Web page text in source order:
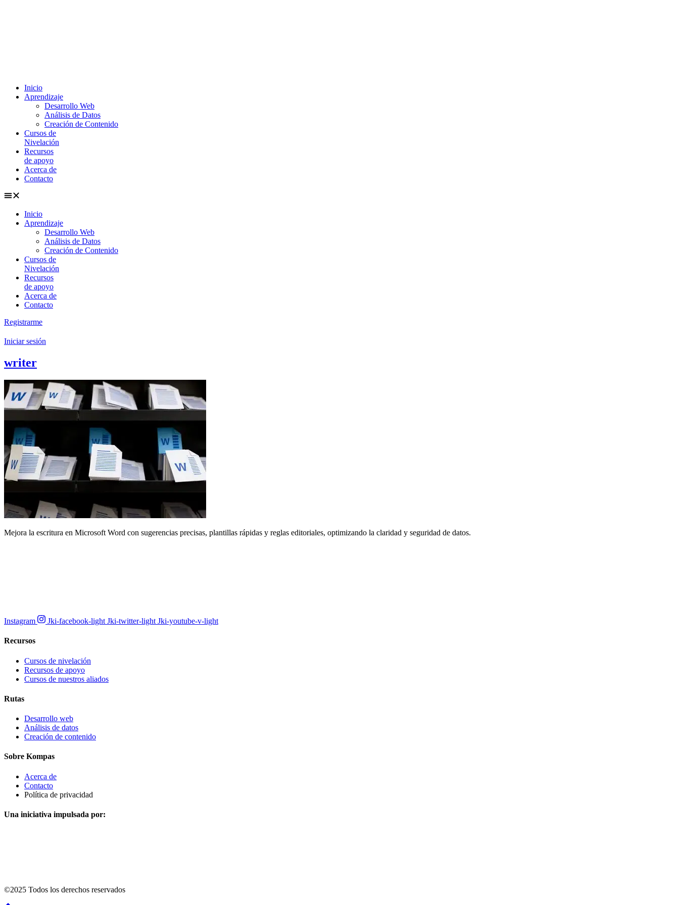
Inicio
Aprendizaje
Desarrollo Web
Análisis de Datos
Creación de Contenido
Cursos de
Nivelación
Recursos
de apoyo
Acerca de
Contacto
Inicio
Aprendizaje
Desarrollo Web
Análisis de Datos
Creación de Contenido
Cursos de
Nivelación
Recursos
de apoyo
Acerca de
Contacto
Registrarme
Iniciar sesión
writer
Mejora la escritura en Microsoft Word con sugerencias precisas, plantillas rápidas y reglas editoriales, optimizando la claridad y seguridad de datos.
Instagram Jki-facebook-light Jki-twitter-light Jki-youtube-v-light
Recursos
Cursos de nivelación
Recursos de apoyo
Cursos de nuestros aliados
Rutas
Desarrollo web
Análisis de datos
Creación de contenido
Sobre Kompas
Acerca de
Contacto
Política de privacidad
Una iniciativa impulsada por:
©2025 Todos los derechos reservados